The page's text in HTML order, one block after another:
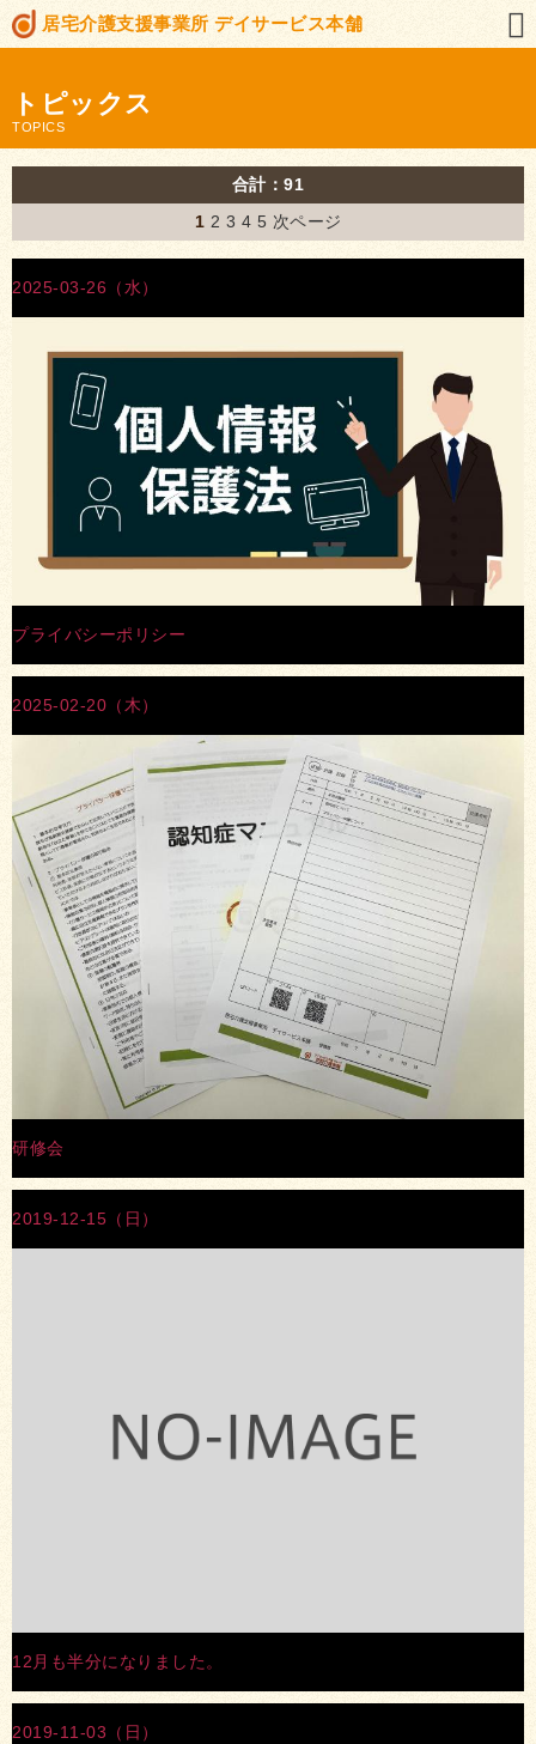
居宅介護支援事業所 デイサービス本舗
トピックス
TOPICS
合計：91
1 2 3 4 5 次ページ
2025-03-26（水）
プライバシーポリシー
2025-02-20（木）
研修会
2019-12-15（日）
12月も半分になりました。
2019-11-03（日）